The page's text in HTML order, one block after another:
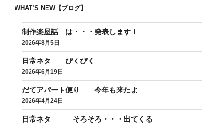
WHAT’S NEW【ブログ】
制作楽屋話 は・・・発表します！
2026年8月5日
日常ネタ ぴくぴく
2026年6月19日
だてアパート便り 今年も来たよ
2026年4月24日
日常ネタ そろそろ・・・出てくる